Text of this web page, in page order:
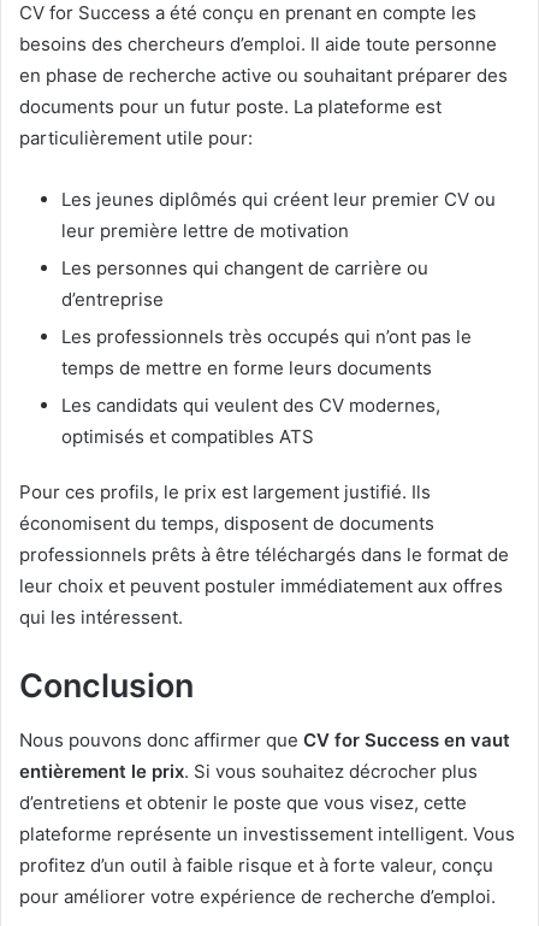
CV for Success a été conçu en prenant en compte les
besoins des chercheurs d’emploi. Il aide toute personne
en phase de recherche active ou souhaitant préparer des
documents pour un futur poste. La plateforme est
particulièrement utile pour:
Les jeunes diplômés qui créent leur premier CV ou
leur première lettre de motivation
Les personnes qui changent de carrière ou
d’entreprise
Les professionnels très occupés qui n’ont pas le
temps de mettre en forme leurs documents
Les candidats qui veulent des CV modernes,
optimisés et compatibles ATS
Pour ces profils, le prix est largement justifié. Ils
économisent du temps, disposent de documents
professionnels prêts à être téléchargés dans le format de
leur choix et peuvent postuler immédiatement aux offres
qui les intéressent.
Conclusion
Nous pouvons donc affirmer que CV for Success en vaut
entièrement le prix. Si vous souhaitez décrocher plus
d’entretiens et obtenir le poste que vous visez, cette
plateforme représente un investissement intelligent. Vous
profitez d’un outil à faible risque et à forte valeur, conçu
pour améliorer votre expérience de recherche d’emploi.